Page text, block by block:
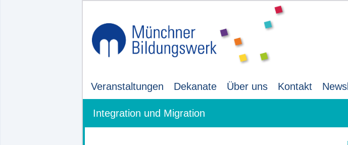
Veranstaltungen Dekanate Über uns Kontakt
Integration und Migration